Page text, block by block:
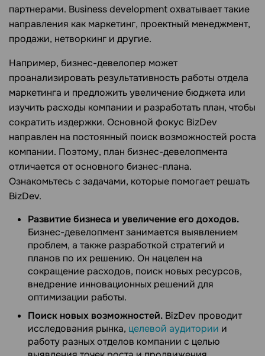
партнерами. Business development охватывает такие
направления как маркетинг, проектный менеджмент,
продажи, нетворкинг и другие.
Например, бизнес-девелопер может
проанализировать результативность работы отдела
маркетинга и предложить увеличение бюджета или
изучить расходы компании и разработать план, чтобы
сократить издержки. Основной фокус BizDev
направлен на постоянный поиск возможностей роста
компании. Поэтому, план бизнес-девелопмента
отличается от основного бизнес-плана.
Ознакомьтесь с задачами, которые помогает решать
BizDev.
Развитие бизнеса и увеличение его доходов.
Бизнес-девелопмент занимается выявлением
проблем, а также разработкой стратегий и
планов по их решению. Он нацелен на
сокращение расходов, поиск новых ресурсов,
внедрение инновационных решений для
оптимизации работы.
Поиск новых возможностей. BizDev проводит
исследования рынка, целевой аудитории и
работу разных отделов компании с целью